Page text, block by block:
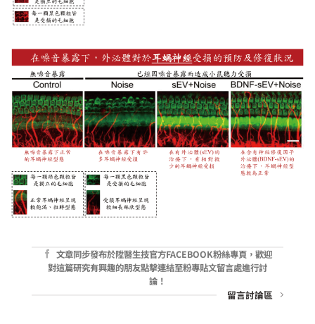
圖：陞醫團隊）
文章同步發布於陞醫生技官方FACEBOOK粉絲專頁，歡迎
對這篇研究有興趣的朋友點擊連結至粉專貼文留言處進行討
論！
留言討論區